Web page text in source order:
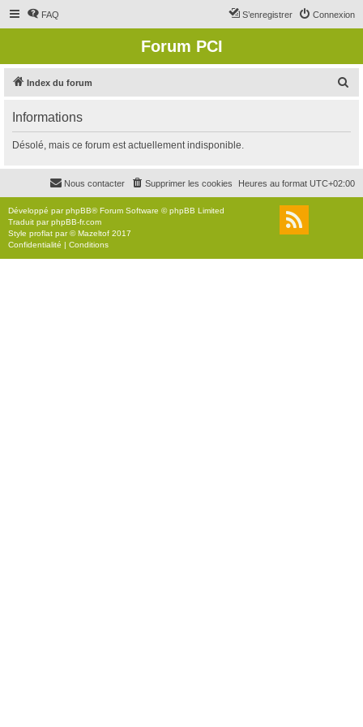
FAQ Connexion
S’enregistrer
Forum PCI
Index du forum
r
c
r
Informations
Désolé, mais ce forum est actuellement indisponible.
Heures au format UTC+02:00
Supprimer les cookies
Nous contacter
Développé parphpBB® Forum Software © phpBB Limited
Traduit parphpBB-fr.com
Style proflat par ©Mazeltof 2017
Confidentialité | Conditions